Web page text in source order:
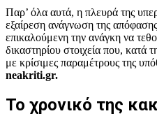
Παρ’ όλα αυτά, η πλευρά της
εξαίρεση ανάγνωση της
επικαλούμενη την ανάγκη να
δικαστηρίου στοιχεία που, κατά
με κρίσιμες παραμέτρους της
neakriti.gr.
Το χρονικό της